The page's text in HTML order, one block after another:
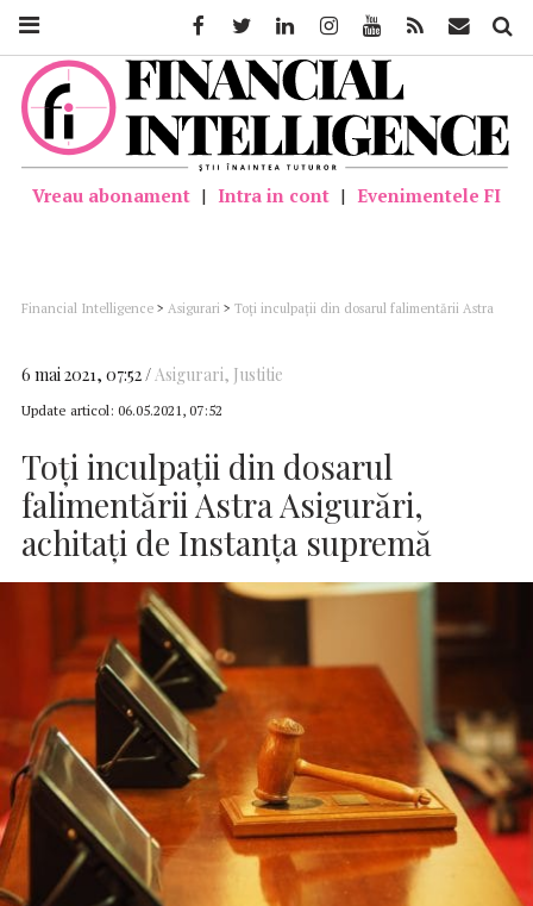
Vreau abonament | Intra in cont | Evenimentele FI
Financial Intelligence > Asigurari > Toţi inculpaţii din dosarul falimentării Astra
6 mai 2021, 07:52 Asigurari, Justitie
Update articol: 06.05.2021, 07:52
Toţi inculpaţii din dosarul
falimentării Astra Asigurări,
achitaţi de Instanţa supremă
FacebookTwitter LinkedinInstagramYoutube Feed Mail